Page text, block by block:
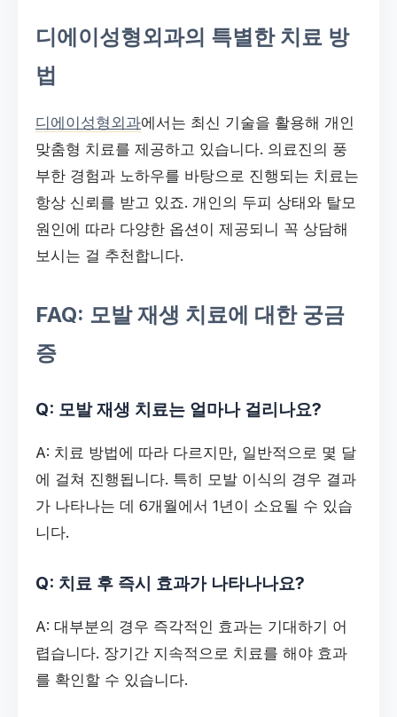
디에이성형외과의 특별한 치료 방
법
디에이성형외과에서는 최신 기술을 활용해 개인
맞춤형 치료를 제공하고 있습니다. 의료진의 풍
부한 경험과 노하우를 바탕으로 진행되는 치료는
항상 신뢰를 받고 있죠. 개인의 두피 상태와 탈모
원인에 따라 다양한 옵션이 제공되니 꼭 상담해
보시는 걸 추천합니다.
FAQ: 모발 재생 치료에 대한 궁금
증
Q: 모발 재생 치료는 얼마나 걸리나요?
A: 치료 방법에 따라 다르지만, 일반적으로 몇 달
에 걸쳐 진행됩니다. 특히 모발 이식의 경우 결과
가 나타나는 데 6개월에서 1년이 소요될 수 있습
니다.
Q: 치료 후 즉시 효과가 나타나나요?
A: 대부분의 경우 즉각적인 효과는 기대하기 어
렵습니다. 장기간 지속적으로 치료를 해야 효과
를 확인할 수 있습니다.